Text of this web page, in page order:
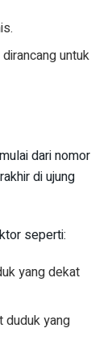
untuk
dari nomor
di ujung
seperti:
yang dekat
duduk yang